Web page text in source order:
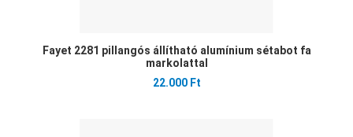
Fayet 2281 pillangós állítható alumínium sétabot fa
markolattal
22.000 Ft